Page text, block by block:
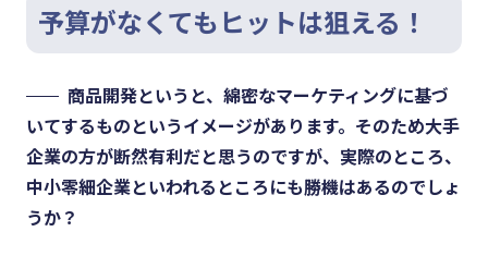
予算がなくてもヒットは狙える！
商品開発というと、綿密なマーケティングに基づ
いてするものというイメージがあります。そのため大手
企業の方が断然有利だと思うのですが、実際のところ、
中小零細企業といわれるところにも勝機はあるのでしょ
うか？